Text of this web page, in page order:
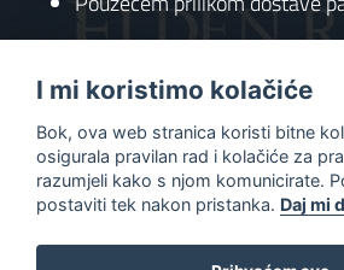
KONTAKT
info@gaming-shop-
I mi koristimo kolačiće
Bok, ova web stranica koristi bitne
osigurala pravilan rad i kolačiće za
razumjeli kako s njom komunicirate.
postaviti tek nakon pristanka. Daj mi